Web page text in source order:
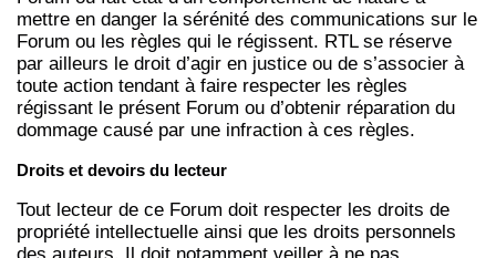
mettre en danger la sérénité des communications sur le
Forum ou les règles qui le régissent. RTL se réserve
par ailleurs le droit d’agir en justice ou de s’associer à
toute action tendant à faire respecter les règles
régissant le présent Forum ou d’obtenir réparation du
dommage causé par une infraction à ces règles.
Droits et devoirs du lecteur
Tout lecteur de ce Forum doit respecter les droits de
propriété intellectuelle ainsi que les droits personnels
des auteurs. Il doit notamment veiller à ne pas